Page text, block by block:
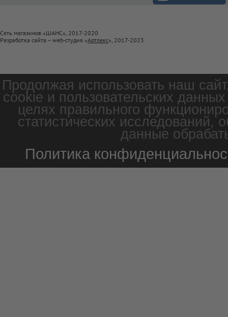
Сеть магазинов «ШАНС», 2017-2020
Разработка сайта – web-студия «Артлекс», 2017-2023
Продолжая использовать наш
cookie и пользовательских
целях правильного
статистических
данные
Политика